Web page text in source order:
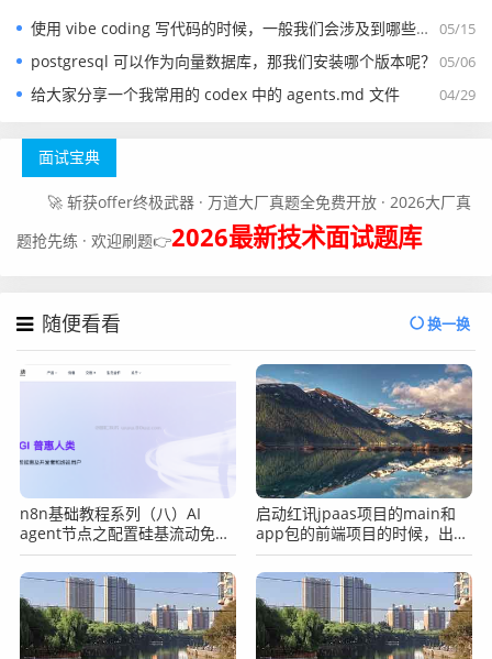
05/15
使用 vibe coding 写代码的时候，一般我们会涉及到哪些提示词？
05/06
postgresql 可以作为向量数据库，那我们安装哪个版本呢？
04/29
给大家分享一个我常用的 codex 中的 agents.md 文件
面试宝典
🚀 斩获offer终极武器 · 万道大厂真题全免费开放 · 2026大厂真
题抢先练 · 欢迎刷题👉2026最新技术面试题库
随便看看 换一换
n8n基础教程系列（八）AI
agent节点之配置硅基流动免费
qwen3-8b模型
启动红讯jpaas项目的main和
app包的前端项目的时候，出现
下载依赖错误怎么办？